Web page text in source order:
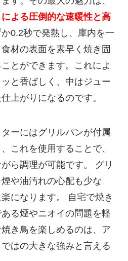
による圧倒的な速暖性と高
0.2秒で発熱し、庫内を一
材の表面を素早く焼き固
とができます。これによ
と香ばしく、中はジュー
上がりになるのです。
ーにはグリルパンが付属
これを使用することで、
ら調理が可能です。 グリ
や油汚れの心配も少な
になります。 自宅で焼き
る煙やニオイの問題を軽
き鳥を楽しめるのは、ア
はの大きな強みと言える